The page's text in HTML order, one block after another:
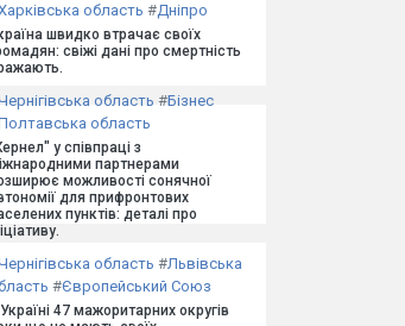
область #Дніпро
швидко втрачає своїх
свіжі дані про смертність
область #Бізнес
область
у співпраці з
партнерами
можливості сонячної
для прифронтових
пунктів: деталі про
область #Львівська
#Європейський Союз
47 мажоритарних округів